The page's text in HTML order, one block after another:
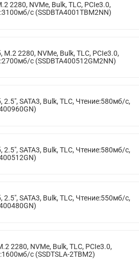
2280, NVMe, Bulk, TLC, PCIe3.0,
с (SSDBTA4001TBM2NN)
M.2 2280, NVMe, Bulk, TLC, PCIe3.0,
с (SSDBTA400512GM2NN)
2.5", SATA3, Bulk, TLC, Чтение:580мб/с,
2.5", SATA3, Bulk, TLC, Чтение:580мб/с,
2.5", SATA3, Bulk, TLC, Чтение:550мб/с,
2280, NVMe, Bulk, TLC, PCIe3.0,
с (SSDTSLA-2TBM2)